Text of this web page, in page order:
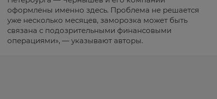
оформлены именно здесь. Проблема не решается
уже несколько месяцев, заморозка может быть
связана с подозрительными финансовыми
операциями», — указывают авторы.